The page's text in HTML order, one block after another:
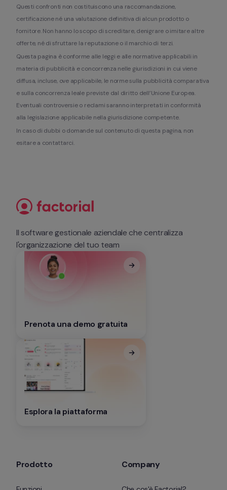
Questi confronti non costituiscono una raccomandazione,
certificazione né una valutazione definitiva di alcun prodotto o
fornitore. Non hanno lo scopo di screditare, denigrare o imitare altre
offerte, né di sfruttare la reputazione o il marchio di terzi.
Questa pagina è conforme alle leggi e alle normative applicabili in
materia di pubblicità e concorrenza nelle giurisdizioni in cui viene
diffusa, incluse, ove applicabile, le norme sulla pubblicità comparativa
e sulla concorrenza leale previste dal diritto dell’Unione Europea.
Eventuali controversie o reclami saranno interpretati in conformità
alla legislazione applicabile nella giurisdizione competente.
In caso di dubbi o domande sul contenuto di questa pagina, non
esitare a contattarci.
Il software gestionale aziendale che centralizza
l'organizzazione del tuo team
Prenota una demo gratuita
Esplora la piattaforma
Prodotto Company